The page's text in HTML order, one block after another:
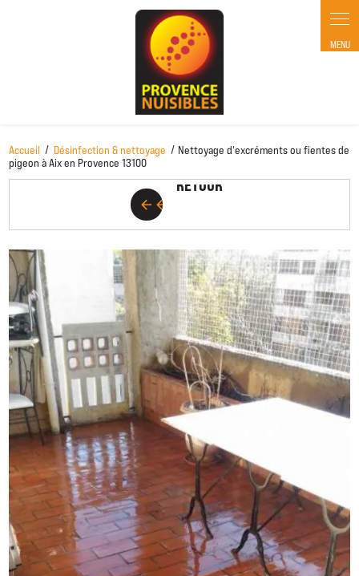
Accueil Désinfection & nettoyage
Nettoyage d'excréments ou fientes de
pigeon à Aix en Provence 13100
arrow_back arrow_back
RETOUR
RETOUR
Panneau de gestion des cookies